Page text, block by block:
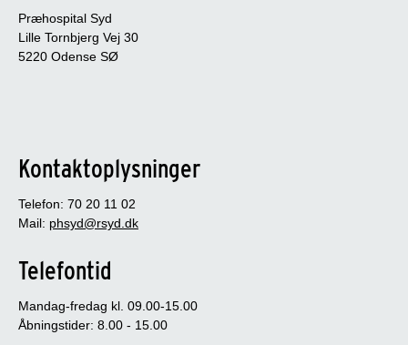
Præhospital Syd
Lille Tornbjerg Vej 30
5220 Odense SØ
Kontaktoplysninger
Telefon: 70 20 11 02
Mail: phsyd@rsyd.dk
Telefontid
Mandag-fredag kl. 09.00-15.00
Åbningstider: 8.00 - 15.00